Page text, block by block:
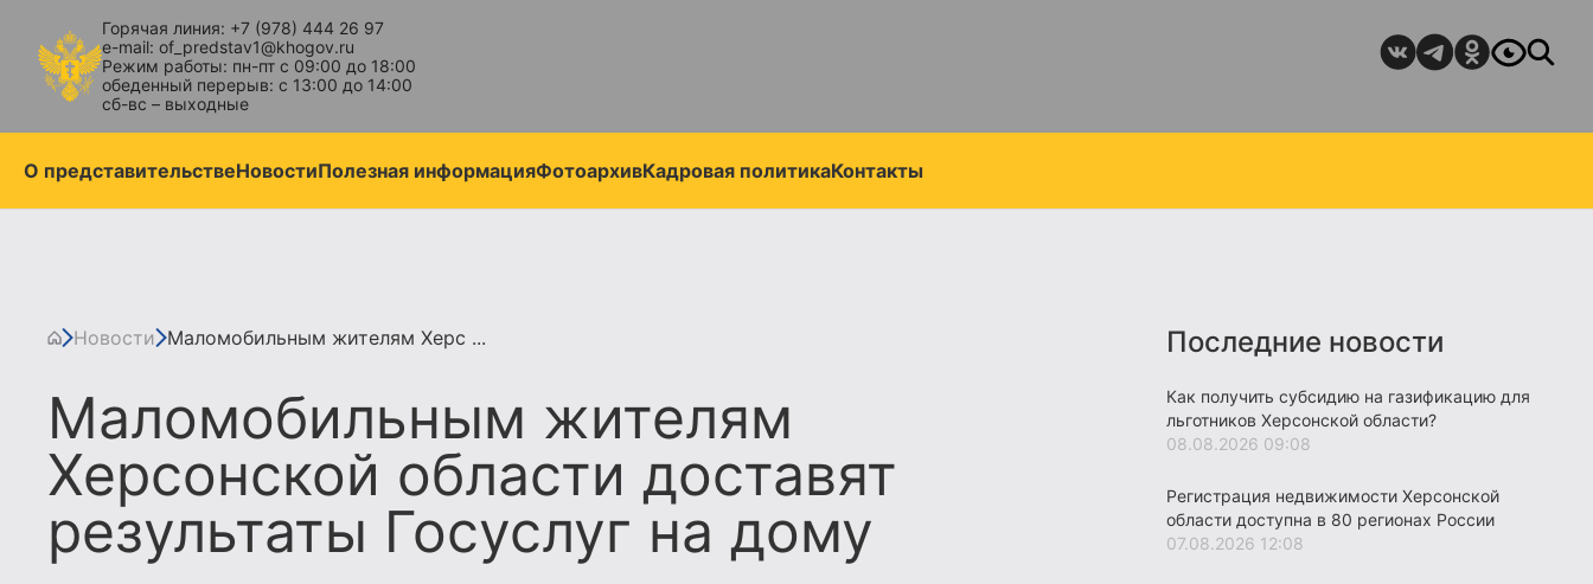
Горячая линия: +7 (978) 444 26 97
e-mail: of_predstav1@khogov.ru
Режим работы: пн-пт с 09:00 до 18:00
обеденный перерыв: с 13:00 до 14:00
сб-вс – выходные
О представительствеНовостиПолезная информацияФотоархивКадровая политикаКонтакты
Новости Маломобильным жителям Херс ...
Маломобильным жителям
Херсонской области доставят
результаты Госуслуг на дому
Последние новости
Как получить субсидию на газификацию для
льготников Херсонской области?
08.08.2026 09:08
Регистрация недвижимости Херсонской
области доступна в 80 регионах России
07.08.2026 12:08